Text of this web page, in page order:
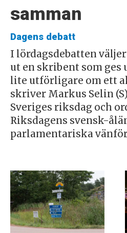
samman
Dagens debatt
I lördagsdebatten
ut en skribent som
lite utförligare om ett
skriver Markus Selin
Sveriges riksdag och
Riksdagens svensk-
parlamentariska